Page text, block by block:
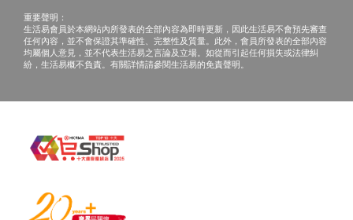
報告
詳盡健康檢查報告連醫生註解及建議
醫護人員講解報告
全腹部超聲波 (肝、膽、脾、胰、腎、膀胱及前列腺) - 男士
HK$2,890.0
甲狀腺超聲波
睪丸超聲波
人員檢查，方決定是否適合注射。
若經醫護人員評估後，閣下並不適合進行疫苗注
射，將需支付醫生診症費用HK$350，差額將會退
回。
所有健康檢查/服務並非作為醫務診斷或治療用
途。當閣下身體健康出現任何疾病徵兆時，應立即
本服務/產品由商戶提供。生活易【健康網購
health.ESDlife】並沒有經營或提供本服務/產品。
重要聲明：
生活易會員於本網站內所發表的全部內容為即時更新，因此生活易不會預先審查
任何內容，並不會保證其準確性、完整性及質量。此外，會員所發表的全部內容
均屬個人意見，並不代表生活易之言論及立場。如從而引起任何損失或法律糾
紛，生活易概不負責。有關詳情請參閱生活易的免責聲明。